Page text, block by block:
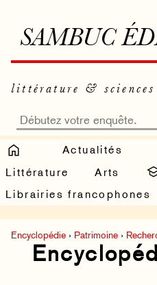
SAMBUC
littérature & sciences
Actualités
Littérature
Arts
Librairies francophones
Encyclopédie › Patrimoine ›